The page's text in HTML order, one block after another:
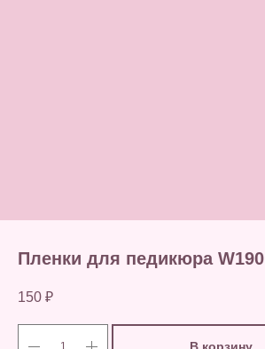
Пленки для педикюра W190
150 ₽